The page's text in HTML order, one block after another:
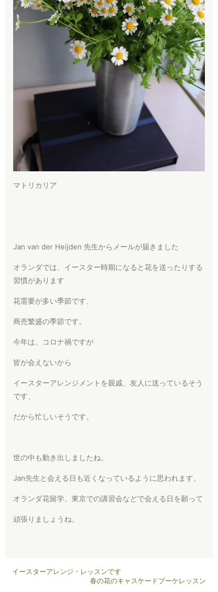
マトリカリア
Jan van der Heijden 先生からメールが届きました
オランダでは、イースター時期になると花を送ったりする
習慣があります
花需要が多い季節です、
商売繁盛の季節です。
今年は、コロナ禍ですが
皆が会えないから
イースターアレンジメントを親戚、友人に送っているそう
です、
だから忙しいそうです。
世の中も動き出しましたね。
Jan先生と会える日も近くなっているように思われます。
オランダ花留学、東京での講習会などで会える日を願って
頑張りましょうね。
イースターアレンジ・レッスンです
春の花のキャスケードブーケレッスン